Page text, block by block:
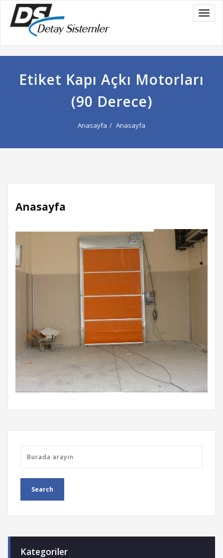
Etiket Kapı Açkı Motorları
(90 Derece)
Anasayfa Anasayfa
Anasayfa
Kategoriler